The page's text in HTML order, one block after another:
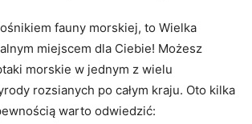
fauny morskiej, to Wielka
miejscem dla‍ Ciebie! Możesz
⁢morskie⁢ w jednym z wielu
rozsianych po ⁤całym kraju. Oto kilka
⁤warto odwiedzić: